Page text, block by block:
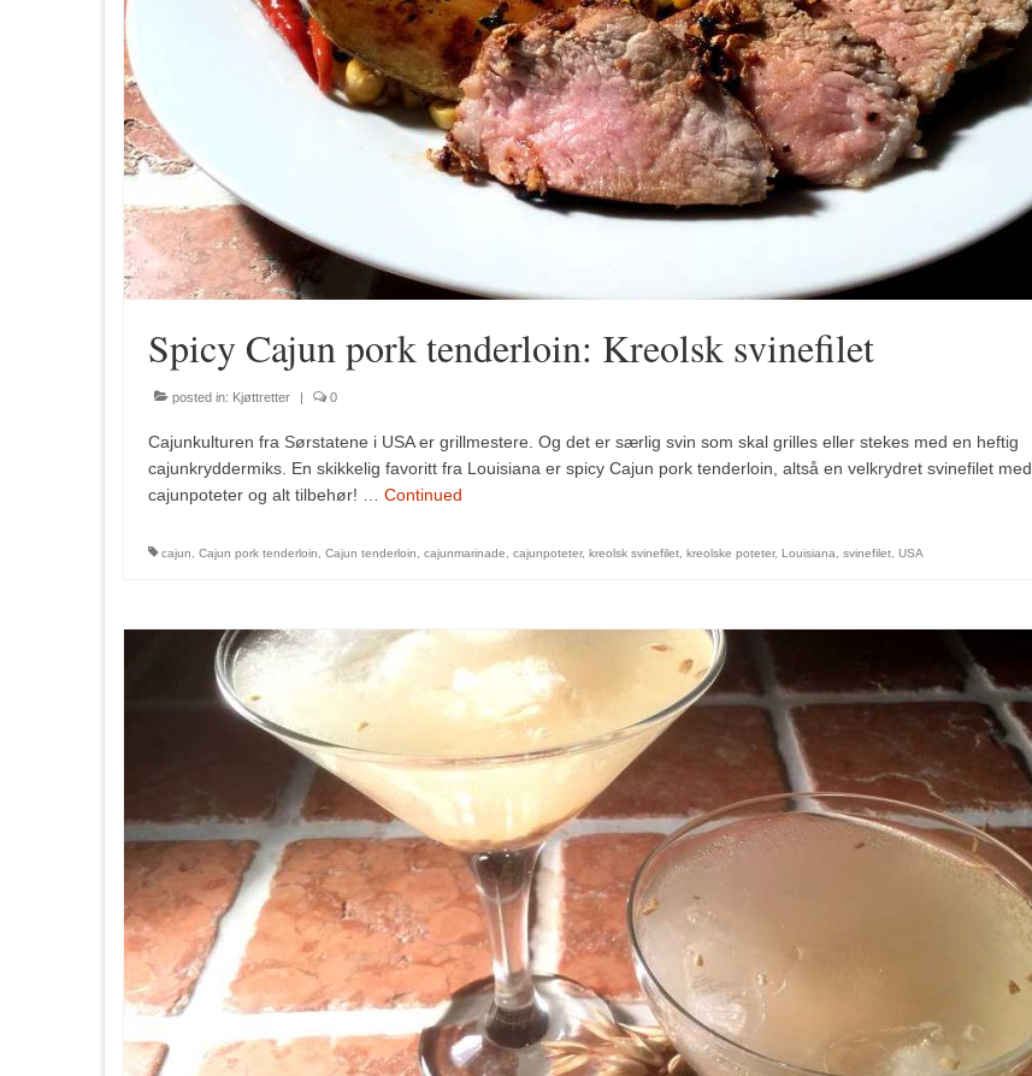
Spicy Cajun pork tenderloin: Kreolsk svinefilet
posted in: Kjøttretter | 0
Cajunkulturen fra Sørstatene i USA er grillmestere. Og det er særlig svin som skal grilles eller stekes med en heftig
cajunkryddermiks. En skikkelig favoritt fra Louisiana er spicy Cajun pork tenderloin, altså en velkrydret svinefilet med
cajunpoteter og alt tilbehør! … Continued
cajun Cajun pork tenderloin Cajun tenderloin cajunmarinade cajunpoteter, kreolsk svinefilet kreolske poteter, Louisiana svinefilet USA